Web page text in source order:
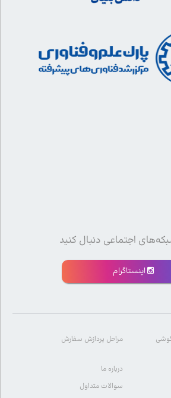
اجتماعی دنبال کنید
اینستاگرام
مراحل پردازش سفارش
درباره ما
سوالات متداول